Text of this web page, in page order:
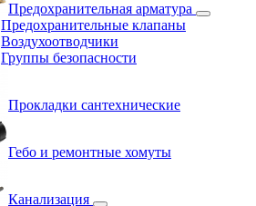
Предохранительная арматура
Предохранительные клапаны
Воздухоотводчики
Группы безопасности
Прокладки сантехнические
Гебо и ремонтные хомуты
Канализация